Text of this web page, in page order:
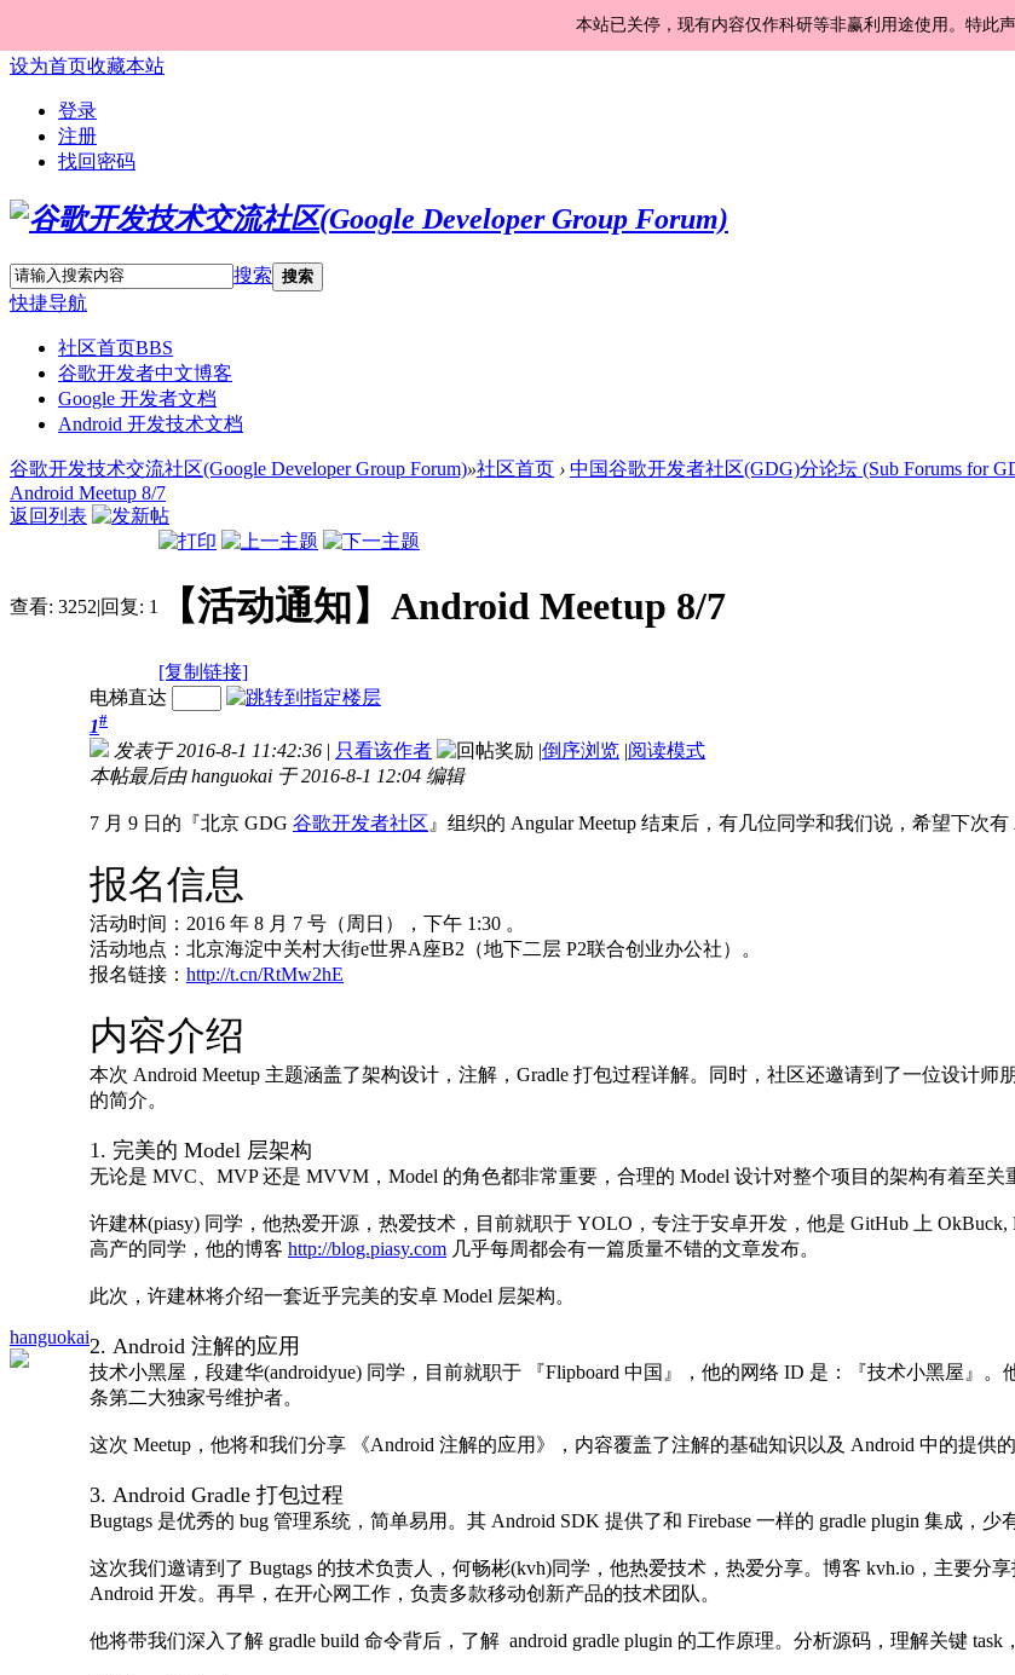
本站已关停，现有内容仅作科研等非赢利用途使用。特此声
设为首页收藏本站
登录
注册
找回密码
搜索 搜索
快捷导航
社区首页BBS
谷歌开发者中文博客
Google 开发者文档
Android 开发技术文档
谷歌开发技术交流社区(Google Developer Group Forum)»社区首页 › 中国谷歌开发者社区(GDG)分论坛 (Sub Forums for
Android Meetup 8/7
返回列表
查看: 3252|回复: 1 【活动通知】Android Meetup 8/7
[复制链接]
hanguokai
电梯直达
1#
发表于 2016-8-1 11:42:36 | 只看该作者 |倒序浏览 |阅读模式
本帖最后由 hanguokai 于 2016-8-1 12:04 编辑
7 月 9 日的『北京 GDG 谷歌开发者社区 』组织的 Angular Meetup 结束后，有几位同学和我们说，希望下次
报名信息
活动时间：2016 年 8 月 7 号（周日），下午 1:30 。
活动地点：北京海淀中关村大街e世界A座B2（地下二层 P2联合创业办公社）。
报名链接： http://t.cn/RtMw2hE
内容介绍
本次 Android Meetup 主题涵盖了架构设计，注解，Gradle 打包过程详解。同时，社区还邀请到了一位设计
的简介。
1. 完美的 Model 层架构
无论是 MVC、MVP 还是 MVVM，Model 的角色都非常重要，合理的 Model 设计对整个项目的架构有着至关
许建林(piasy) 同学，他热爱开源，热爱技术，目前就职于 YOLO，专注于安卓开发，他是 GitHub 上
高产的同学，他的博客 http://blog.piasy.com 几乎每周都会有一篇质量不错的文章发布。
此次，许建林将介绍一套近乎完美的安卓 Model 层架构。
2. Android 注解的应用
技术小黑屋，段建华(androidyue) 同学，目前就职于 『Flipboard 中国』，他的网络 ID 是：『技术小黑屋』
条第二大独家号维护者。
这次 Meetup，他将和我们分享 《Android 注解的应用》，内容覆盖了注解的基础知识以及 Android 中的提供
3. Android Gradle 打包过程
Bugtags 是优秀的 bug 管理系统，简单易用。其 Android SDK 提供了和 Firebase 一样的 gradle plugin 集成，少
这次我们邀请到了 Bugtags 的技术负责人，何畅彬(kvh)同学，他热爱技术，热爱分享。博客 kvh.io，主要分
Android 开发。再早，在开心网工作，负责多款移动创新产品的技术团队。
他将带我们深入了解 gradle build 命令背后，了解 android gradle plugin 的工作原理。分析源码，理解关键 task